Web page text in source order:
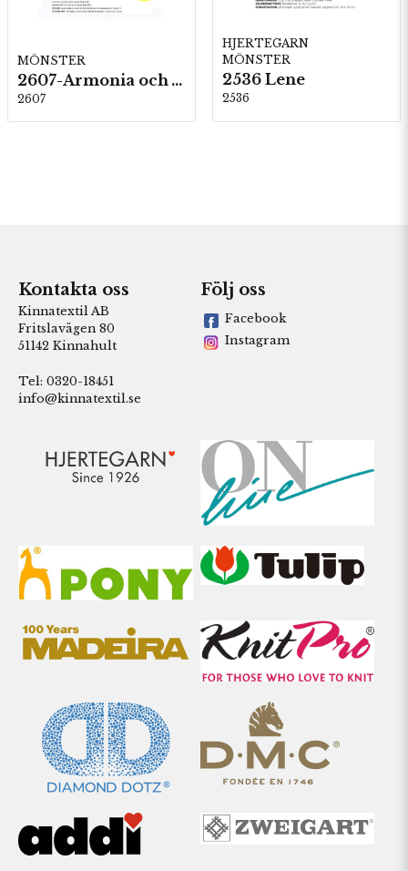
MÖNSTER
2607-Armonia och Alpaca 400
2607
HJERTEGARN
MÖNSTER
2536 Lene
2536
Kontakta oss
Kinnatextil AB
Fritslavägen 80
51142 Kinnahult
Tel: 0320-18451
info@kinnatextil.se
Följ oss
Facebook
Instagram